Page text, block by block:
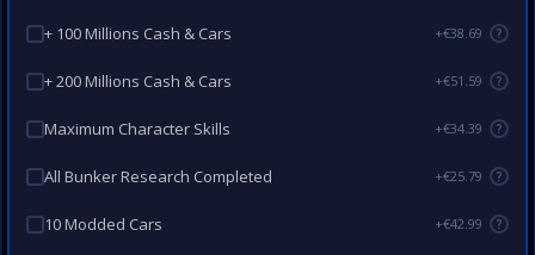
+ 100 Millions Cash & Cars +€38.69 ?
+ 200 Millions Cash & Cars +€51.59 ?
Maximum Character Skills +€34.39 ?
All Bunker Research Completed +€25.79 ?
10 Modded Cars +€42.99 ?